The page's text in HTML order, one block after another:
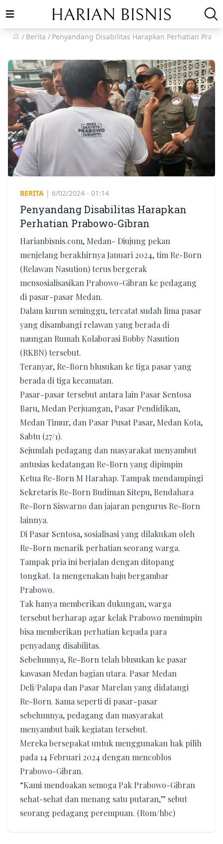
Open main menu
Berita
Penyandang Disabilitas Harapkan Perhatian
BERITA | 6/02/2024 - 01:14
Penyandang Disabilitas Harapkan
Perhatian Prabowo-Gibran
Harianbisnis.com, Medan- Diujung pekan
menjelang berakhirnya Januari 2024, tim Re-Born
(Relawan Nasution) terus bergerak
mensosialisasikan Prabowo-Gibran ke pedagang
di pasar-pasar Medan.
Dalam kurun seminggu, tercatat sudah lima pasar
yang disambangi relawan yang berada di
naungan Rumah Kolaborasi Bobby Nasution
(RKBN) tersebut.
Teranyar, Re-Born blusukan ke tiga pasar yang
berada di tiga kecamatan.
Pasar-pasar tersebut antara lain Pasar Sentosa
Baru, Medan Perjuangan, Pasar Pendidikan,
Medan Timur, dan Pasar Pusat Pasar, Medan Kota,
Sabtu (27/1).
Sejumlah pedagang dan masyarakat menyambut
antusias kedatangan Re-Born yang dipimpin
Ketua Re-Born M Harahap. Tampak mendampingi
Sekretaris Re-Born Budiman Sitepu, Bendahara
Re-Born Siswarno dan jajaran pengurus Re-Born
lainnya.
Di Pasar Sentosa, sosialisasi yang dilakukan oleh
Re-Born menarik perhatian seorang warga.
Tampak pria ini berjalan dengan ditopang
tongkat. Ia mengenakan baju bergambar
Prabowo.
Tak hanya memberikan dukungan, warga
tersebut berharap agar kelak Prabowo memimpin
bisa memberikan perhatian kepada para
penyadang disabilitas.
Sebelumnya, Re-Born telah blusukan ke pasar
kawasan Medan bagian utara. Pasar Medan
Deli/Palapa dan Pasar Marelan yang didatangi
Re-Born. Sama seperti di pasar-pasar
sebelumnya, pedagang dan masyarakat
menyambut baik kegiatan tersebut.
Mereka bersepakat untuk menggunakan hak pilih
pada 14 Februari 2024 dengan mencoblos
Prabowo-Gibran.
“Kami mendoakan semoga Pak Prabowo-Gibran
sehat-sehat dan menang satu putaran,” sebut
seorang pedagang perempuan. (Rom/hbc)